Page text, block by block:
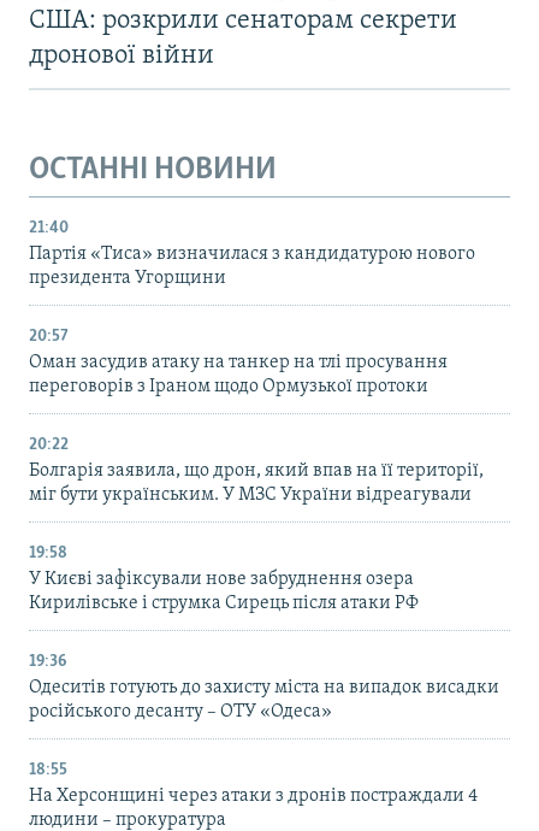
США: розкрили сенаторам секрети
дронової війни
ОСТАННІ НОВИНИ
21:40
Партія «Тиса» визначилася з кандидатурою нового
президента Угорщини
20:57
Оман засудив атаку на танкер на тлі просування
переговорів з Іраном щодо Ормузької протоки
20:22
Болгарія заявила, що дрон, який впав на її території,
міг бути українським. У МЗС України відреагували
19:58
У Києві зафіксували нове забруднення озера
Кирилівське і струмка Сирець після атаки РФ
19:36
Одеситів готують до захисту міста на випадок висадки
російського десанту – ОТУ «Одеса»
18:55
На Херсонщині через атаки з дронів постраждали 4
людини – прокуратура